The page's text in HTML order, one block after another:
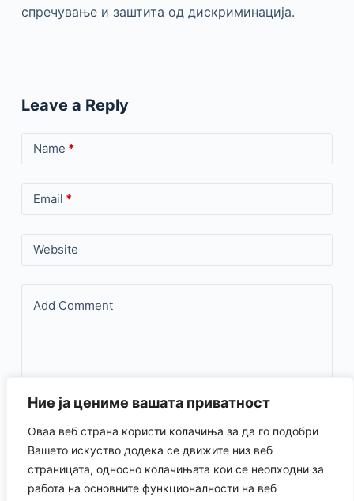
Ние ја цениме вашата приватност
Оваа веб страна користи колачиња за да го подобри
Вашето искуство додека се движите низ веб
страницата, односно колачињата кои се неопходни за
работа на основните функционалности на веб
спречување и заштита од дискриминација.
Leave a Reply
Name *
Email *
Website
Add Comment
Save my name, email, and website in this browser for the
next time I comment.